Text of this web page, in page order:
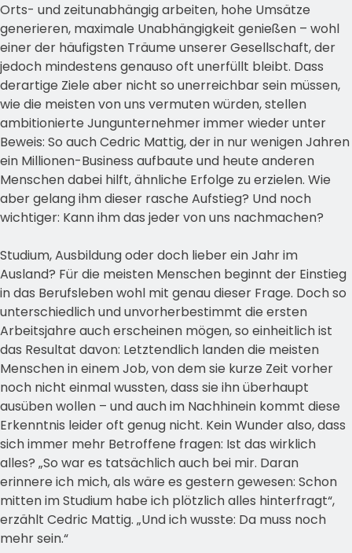
Orts- und zeitunabhängig arbeiten, hohe Umsätze
generieren, maximale Unabhängigkeit genießen – wohl
einer der häufigsten Träume unserer Gesellschaft, der
jedoch mindestens genauso oft unerfüllt bleibt. Dass
derartige Ziele aber nicht so unerreichbar sein müssen,
wie die meisten von uns vermuten würden, stellen
ambitionierte Jungunternehmer immer wieder unter
Beweis: So auch Cedric Mattig, der in nur wenigen Jahren
ein Millionen-Business aufbaute und heute anderen
Menschen dabei hilft, ähnliche Erfolge zu erzielen. Wie
aber gelang ihm dieser rasche Aufstieg? Und noch
wichtiger: Kann ihm das jeder von uns nachmachen?
Studium, Ausbildung oder doch lieber ein Jahr im
Ausland? Für die meisten Menschen beginnt der Einstieg
in das Berufsleben wohl mit genau dieser Frage. Doch so
unterschiedlich und unvorherbestimmt die ersten
Arbeitsjahre auch erscheinen mögen, so einheitlich ist
das Resultat davon: Letztendlich landen die meisten
Menschen in einem Job, von dem sie kurze Zeit vorher
noch nicht einmal wussten, dass sie ihn überhaupt
ausüben wollen – und auch im Nachhinein kommt diese
Erkenntnis leider oft genug nicht. Kein Wunder also, dass
sich immer mehr Betroffene fragen: Ist das wirklich
alles? „So war es tatsächlich auch bei mir. Daran
erinnere ich mich, als wäre es gestern gewesen: Schon
mitten im Studium habe ich plötzlich alles hinterfragt“,
erzählt Cedric Mattig. „Und ich wusste: Da muss noch
mehr sein.“